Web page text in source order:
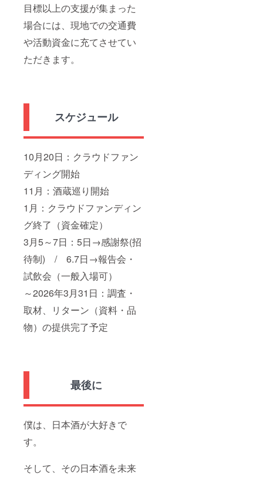
目標以上の支援が集まった
場合には、現地での交通費
や活動資金に充てさせてい
ただきます。
スケジュール
10月20日：クラウドファン
ディング開始
11月：酒蔵巡り開始
1月：クラウドファンディン
グ終了（資金確定）
3月5～7日：5日→感謝祭(招
待制) / 6.7日→報告会・
試飲会（一般入場可）
～2026年3月31日：調査・
取材、リターン（資料・品
物）の提供完了予定
最後に
僕は、日本酒が大好きで
す。
そして、その日本酒を未来